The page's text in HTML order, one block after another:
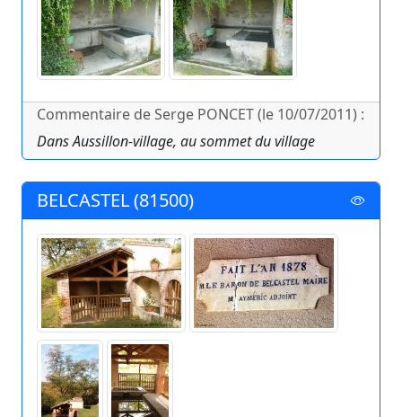
Commentaire de Serge PONCET (le 10/07/2011) :
Dans Aussillon-village, au sommet du village
BELCASTEL (81500)